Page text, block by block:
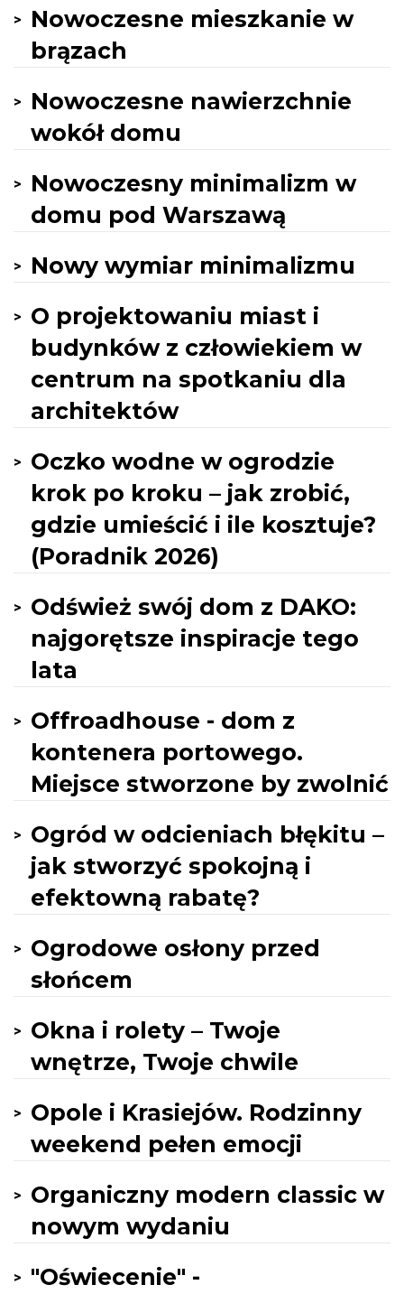
Nowoczesne mieszkanie w
brązach
Nowoczesne nawierzchnie
wokół domu
Nowoczesny minimalizm w
domu pod Warszawą
Nowy wymiar minimalizmu
O projektowaniu miast i
budynków z człowiekiem w
centrum na spotkaniu dla
architektów
Oczko wodne w ogrodzie
krok po kroku – jak zrobić,
gdzie umieścić i ile kosztuje?
(Poradnik 2026)
Odśwież swój dom z DAKO:
najgorętsze inspiracje tego
lata
Offroadhouse - dom z
kontenera portowego.
Miejsce stworzone by zwolnić
Ogród w odcieniach błękitu –
jak stworzyć spokojną i
efektowną rabatę?
Ogrodowe osłony przed
słońcem
Okna i rolety – Twoje
wnętrze, Twoje chwile
Opole i Krasiejów. Rodzinny
weekend pełen emocji
Organiczny modern classic w
nowym wydaniu
"Oświecenie" -